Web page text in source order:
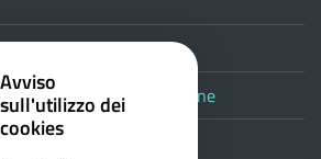
di pubblicazione
Avviso
sull'utilizzo dei
cookies